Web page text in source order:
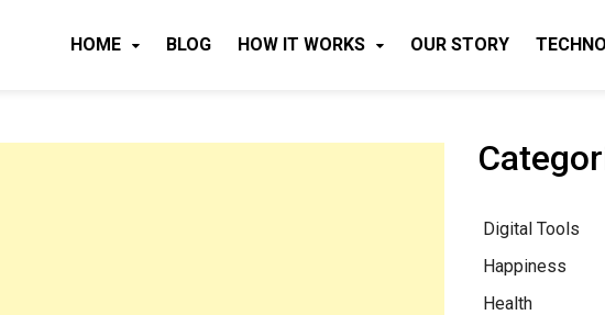
HOME BLOG HOW IT WORKS OUR STORY
Digital Tools
Happiness
Health